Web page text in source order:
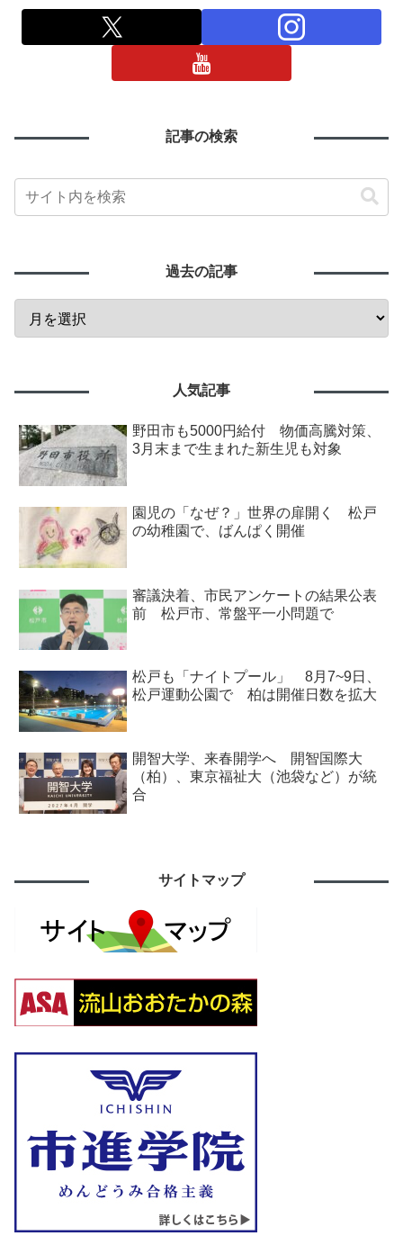
記事の検索
過去の記事
人気記事
野田市も5000円給付 物価高騰対策、
3月末まで生まれた新生児も対象
園児の「なぜ？」世界の扉開く 松戸
の幼稚園で、ばんぱく開催
審議決着、市民アンケートの結果公表
前 松戸市、常盤平一小問題で
松戸も「ナイトプール」 8月7~9日、
松戸運動公園で 柏は開催日数を拡大
開智大学、来春開学へ 開智国際大
（柏）、東京福祉大（池袋など）が統
合
サイトマップ